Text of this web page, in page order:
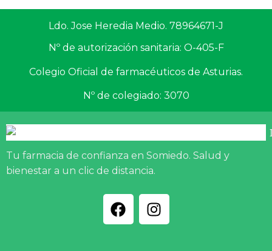
Ldo. Jose Heredia Medio. 78964671-J
Nº de autorización sanitaria: O-405-F
Colegio Oficial de farmacéuticos de Asturias.
Nº de colegiado: 3070
Tu farmacia de confianza en Somiedo. Salud y
bienestar a un clic de distancia.